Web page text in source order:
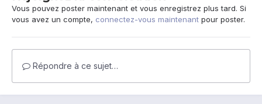
Vous pouvez poster maintenant et vous enregistrez plus tard. Si
vous avez un compte, connectez-vous maintenant pour poster.
Répondre à ce sujet…